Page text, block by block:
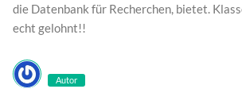
die Datenbank für Recherchen, bietet.
echt gelohnt!!
Autor